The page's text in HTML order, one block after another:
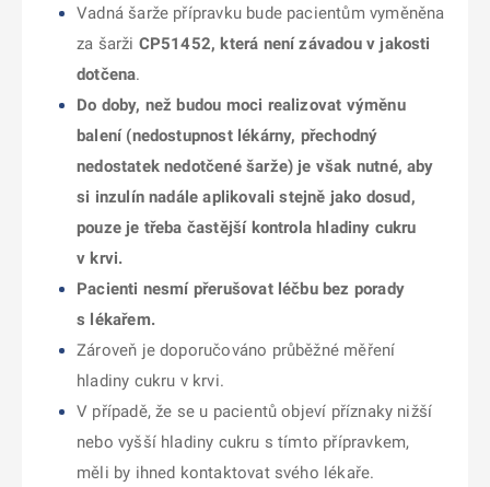
Vadná šarže přípravku bude pacientům vyměněna
za šarži CP51452, která není závadou v jakosti
dotčena.
Do doby, než budou moci realizovat výměnu
balení (nedostupnost lékárny, přechodný
nedostatek nedotčené šarže) je však nutné, aby
si inzulín nadále aplikovali stejně jako dosud,
pouze je třeba častější kontrola hladiny cukru
v krvi.
Pacienti nesmí přerušovat léčbu bez porady
s lékařem.
Zároveň je doporučováno průběžné měření
hladiny cukru v krvi.
V případě, že se u pacientů objeví příznaky nižší
nebo vyšší hladiny cukru s tímto přípravkem,
měli by ihned kontaktovat svého lékaře.